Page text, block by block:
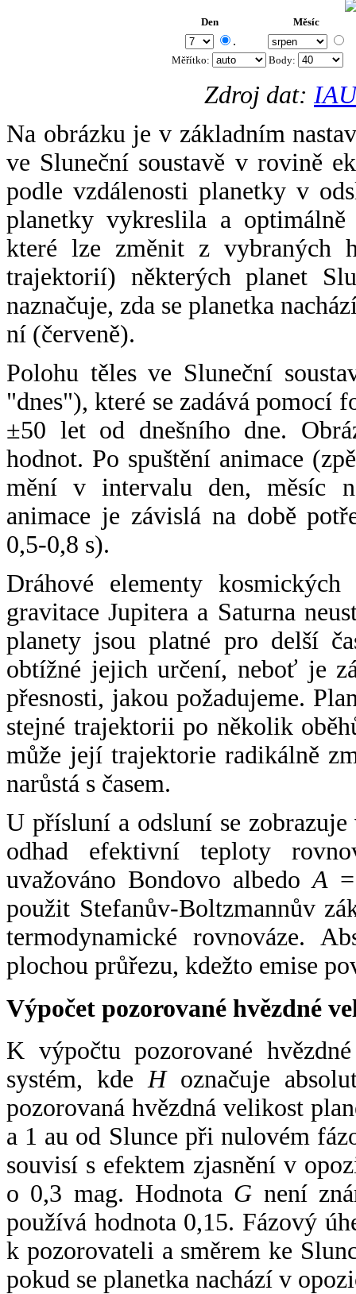
Den Měsíc
.
Měřítko: Body:
Zdroj dat:
Na obrázku je v základním
ve Sluneční soustavě v rovině
podle vzdálenosti planetky v
planetky vykreslila a
které lze změnit z vybraných
trajektorií) některých planet
naznačuje, zda se planetka
ní (červeně).
Polohu těles ve Sluneční
"dnes"), které se zadává pomocí
±50 let od dnešního dne.
hodnot. Po spuštění animace
mění v intervalu den, měsíc
animace je závislá na době
0,5-0,8 s).
Dráhové elementy
gravitace Jupitera a Saturna
planety jsou platné pro delší
obtížné jejich určení, neboť je
přesnosti, jakou požadujeme.
stejné trajektorii po několik
může její trajektorie radikálně
narůstá s časem.
U přísluní a odsluní se
odhad efektivní teploty
uvažováno Bondovo albedoA
použit Stefanův-Boltzmannův
termodynamické rovnováze.
plochou průřezu, kdežto emise
Výpočet pozorované hvězdné
K výpočtu pozorované
systém, kde Hoznačuje
pozorovaná hvězdná velikost
a 1 au od Slunce při nulovém
souvisí s efektem zjasnění v
o 0,3 mag. Hodnota G není
používá hodnota 0,15. Fázový
k pozorovateli a směrem ke
pokud se planetka nachází v